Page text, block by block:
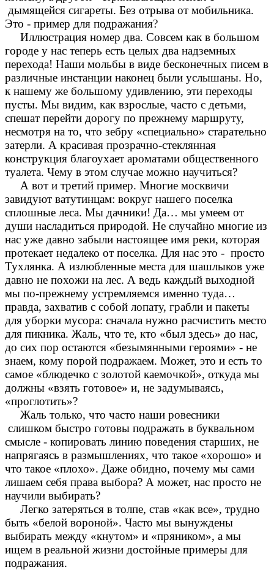
дымящейся сигареты. Без отрыва от мобильника.
Это - пример для подражания?
Иллюстрация номер два. Совсем как в большом
городе у нас теперь есть целых два надземных
перехода! Наши мольбы в виде бесконечных писем в
различные инстанции наконец были услышаны. Но,
к нашему же большому удивлению, эти переходы
пусты. Мы видим, как взрослые, часто с детьми,
спешат перейти дорогу по прежнему маршруту,
несмотря на то, что зебру «специально» старательно
затерли. А красивая прозрачно-стеклянная
конструкция благоухает ароматами общественного
туалета. Чему в этом случае можно научиться?
А вот и третий пример. Многие москвичи
завидуют ватутинцам: вокруг нашего поселка
сплошные леса. Мы дачники! Да… мы умеем от
души насладиться природой. Не случайно многие из
нас уже давно забыли настоящее имя реки, которая
протекает недалеко от поселка. Для нас это - просто
Тухлянка. А излюбленные места для шашлыков уже
давно не похожи на лес. А ведь каждый выходной
мы по-прежнему устремляемся именно туда…
правда, захватив с собой лопату, грабли и пакеты
для уборки мусора: сначала нужно расчистить место
для пикника. Жаль, что те, кто «был здесь» до нас,
до сих пор остаются «безымянными героями» - не
знаем, кому порой подражаем. Может, это и есть то
самое «блюдечко с золотой каемочкой», откуда мы
должны «взять готовое» и, не задумываясь,
«проглотить»?
Жаль только, что часто наши ровесники
слишком быстро готовы подражать в буквальном
смысле - копировать линию поведения старших, не
напрягаясь в размышлениях, что такое «хорошо» и
что такое «плохо». Даже обидно, почему мы сами
лишаем себя права выбора? А может, нас просто не
научили выбирать?
Легко затеряться в толпе, став «как все», трудно
быть «белой вороной». Часто мы вынуждены
выбирать между «кнутом» и «пряником», а мы
ищем в реальной жизни достойные примеры для
подражания.